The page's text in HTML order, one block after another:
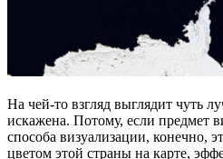
На чей-то взгляд выглядит чуть
искажена. Потому, если предмет
способа визуализации, конечно,
цветом этой страны на карте,